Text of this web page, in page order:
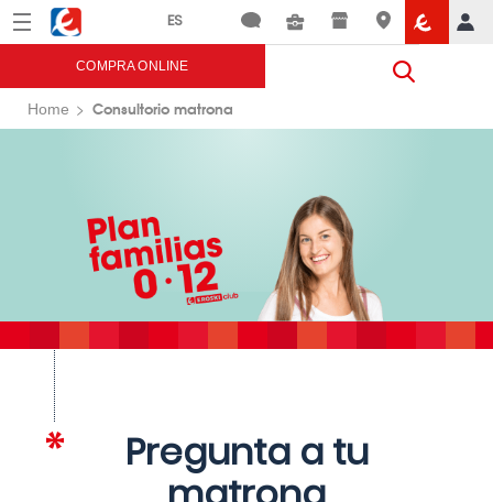
Menú Eroski
COMPRA ONLINE
Home Consultorio matrona
Pregunta a tu